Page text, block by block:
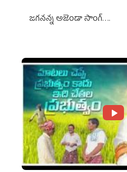
జగనన్న అజెండా సాంగ్….